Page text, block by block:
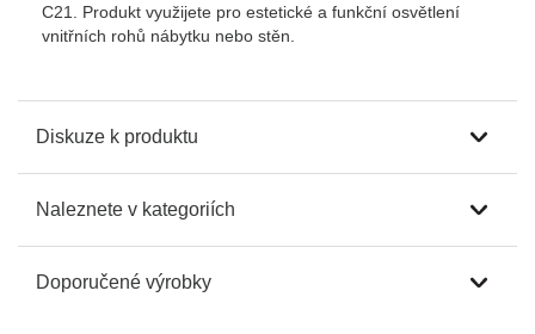
C21. Produkt využijete pro estetické a funkční osvětlení
vnitřních rohů nábytku nebo stěn.
Diskuze k produktu
Naleznete v kategoriích
Doporučené výrobky